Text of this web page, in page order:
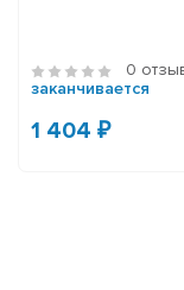
0
заканчивается
1 404 ₽